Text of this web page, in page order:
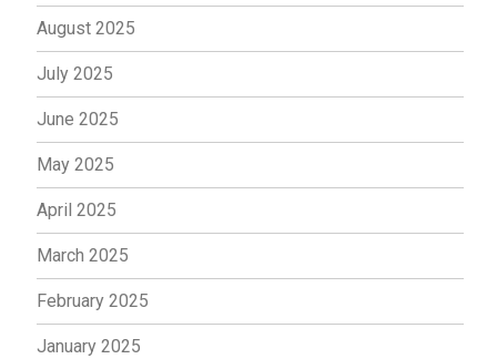
August 2025
July 2025
June 2025
May 2025
April 2025
March 2025
February 2025
January 2025